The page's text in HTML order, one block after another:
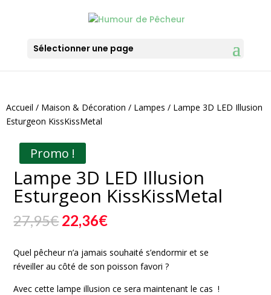
Sélectionner une page
Accueil / Maison & Décoration / Lampes / Lampe 3D LED Illusion
Esturgeon KissKissMetal
Promo !
Lampe 3D LED Illusion
Esturgeon KissKissMetal
27,95€Le
prix
initial
était :
27,95€.
22,36€Le
actuel
est :
22,36€.
Quel pêcheur n’a jamais souhaité s’endormir et se
réveiller au côté de son poisson favori ?
Avec cette lampe illusion ce sera maintenant le cas !